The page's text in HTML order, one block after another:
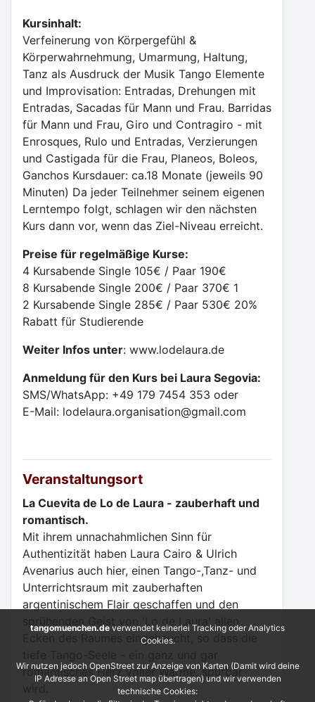
Kursinhalt:
Verfeinerung von Körpergefühl &
Körperwahrnehmung, Umarmung, Haltung,
Tanz als Ausdruck der Musik Tango Elemente
und Improvisation: Entradas, Drehungen mit
Entradas, Sacadas für Mann und Frau. Barridas
für Mann und Frau, Giro und Contragiro - mit
Enrosques, Rulo und Entradas, Verzierungen
und Castigada für die Frau, Planeos, Boleos,
Ganchos Kursdauer: ca.18 Monate (jeweils 90
Minuten) Da jeder Teilnehmer seinem eigenen
Lerntempo folgt, schlagen wir den nächsten
Kurs dann vor, wenn das Ziel-Niveau erreicht.
Preise für regelmäßige Kurse:
4 Kursabende Single 105€ / Paar 190€
8 Kursabende Single 200€ / Paar 370€ 1
2 Kursabende Single 285€ / Paar 530€ 20%
Rabatt für Studierende
Weiter Infos unter: www.lodelaura.de
Anmeldung für den Kurs bei Laura Segovia:
SMS/WhatsApp: +49 179 7454 353 oder
E-Mail: lodelaura.organisation@gmail.com
Veranstaltungsort
La Cuevita de Lo de Laura - zauberhaft und
romantisch.
Mit ihrem unnachahmlichen Sinn für
Authentizität haben Laura Cairo & Ulrich
Avenarius auch hier, einen Tango-,Tanz- und
Unterrichtsraum mit zauberhaften
argentinischem Flair geschaffen und den
sprühenden Geist von 'Lo de Laura' allen
Ecken des Raumes eingehaucht, so dass die
romantisches Herz voller Wärme, spürbar
tangomuenchen.de verwendet keinerlei Tracking oder Analytics
Cookies.
Wir nutzen jedoch OpenStreet zur Anzeige von Karten (Damit wird deine
IP Adresse an Open Street map übertragen) und wir verwenden
technische Cookies: